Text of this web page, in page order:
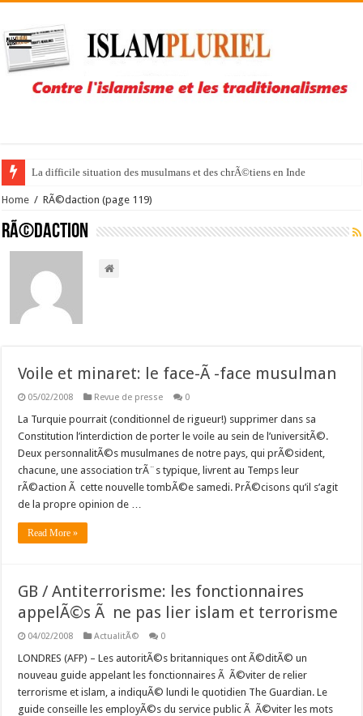
La difficile situation des musulmans et des chrÃ©tiens en Inde
Home / RÃ©daction (page 119)
RÃ©daction
Voile et minaret: le face-Ã -face musulman
05/02/2008 Revue de presse 0
La Turquie pourrait (conditionnel de rigueur!) supprimer dans sa
Constitution l’interdiction de porter le voile au sein de l’universitÃ©.
Deux personnalitÃ©s musulmanes de notre pays, qui prÃ©sident,
chacune, une association trÃ¨s typique, livrent au Temps leur
rÃ©action Ã cette nouvelle tombÃ©e samedi. PrÃ©cisons qu’il s’agit
de la propre opinion de …
Read More »
GB / Antiterrorisme: les fonctionnaires
appelÃ©s Ã ne pas lier islam et terrorisme
04/02/2008 ActualitÃ© 0
LONDRES (AFP) – Les autoritÃ©s britanniques ont Ã©ditÃ© un
nouveau guide appelant les fonctionnaires Ã Ã©viter de relier
terrorisme et islam, a indiquÃ© lundi le quotidien The Guardian. Le
guide conseille les employÃ©s du service public Ã Ã©viter les mots